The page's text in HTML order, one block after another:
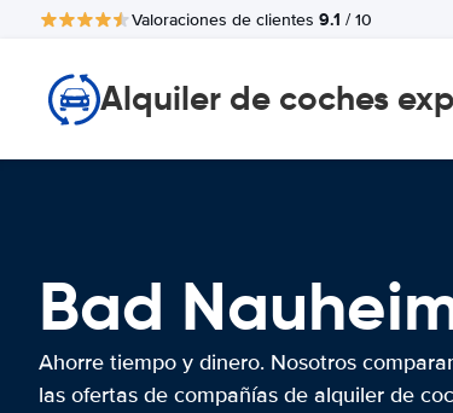
Valoraciones de clientes 9.1 / 10
Alquiler de coches
Bad
Ahorre tiempo y dinero. Nosotros
las ofertas de compañías de alquiler de